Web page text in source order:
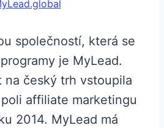
společností, která se
je MyLead.
na český trh vstoupila
poli affiliate marketingu
2014. MyLead má